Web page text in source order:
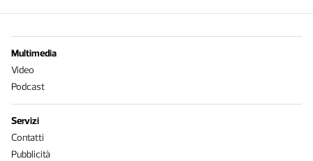
Multimedia
Video
Podcast
Servizi
Contatti
Pubblicità